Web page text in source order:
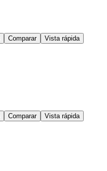
Comparar Vista rápida
Comparar Vista rápida